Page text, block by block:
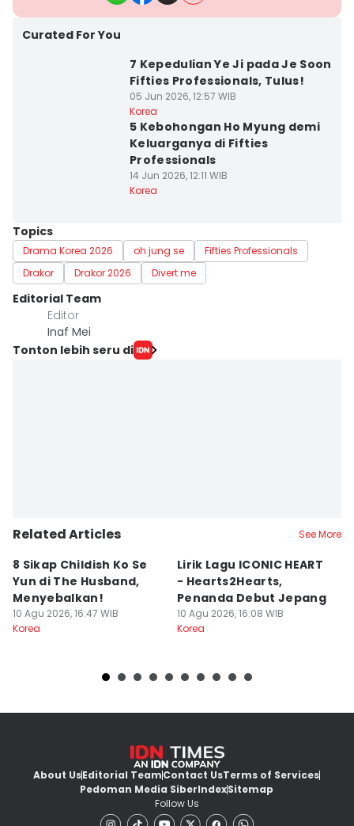
Curated For You
7 Kepedulian Ye Ji pada Je Soon
Fifties Professionals, Tulus!
05 Jun 2026, 12:57 WIB
Korea
5 Kebohongan Ho Myung demi
Keluarganya di Fifties
Professionals
14 Jun 2026, 12:11 WIB
Korea
Topics
Drama Korea 2026 oh jung se
Fifties Professionals
Drakor
Drakor 2026 Divert me
Editorial Team
Editor
Inaf Mei
Tonton lebih seru di
Related Articles See More
8 Sikap Childish Ko Se
Yun di The Husband,
Menyebalkan!
10 Agu 2026, 16:47 WIB
Korea
Lirik Lagu ICONIC HEART
- Hearts2Hearts,
Penanda Debut Jepang
10 Agu 2026, 16:08 WIB
Korea
About UsEditorial TeamContact UsTerms of Services
Pedoman Media SiberIndexSitemap
Follow Us